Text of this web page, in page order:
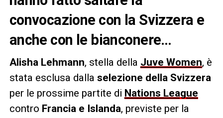
convocazione con la Svizzera e
anche con le bianconere…
Alisha Lehmann, stella della Juve Women, è
stata esclusa dalla selezione della Svizzera
per le prossime partite di Nations League
contro Francia e Islanda, previste per la